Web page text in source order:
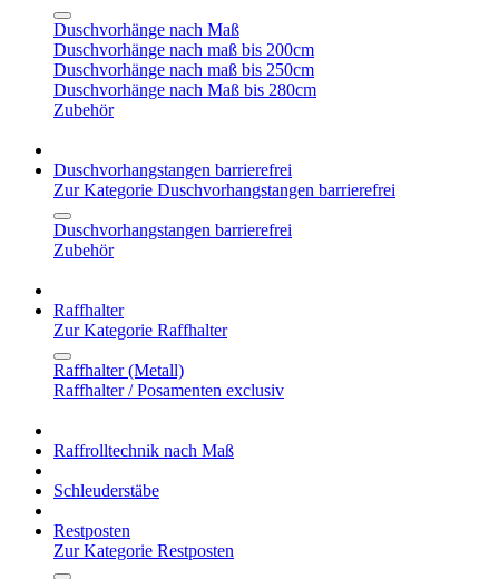
Duschvorhänge nach Maß
Duschvorhänge nach maß bis 200cm
Duschvorhänge nach maß bis 250cm
Duschvorhänge nach Maß bis 280cm
Zubehör
Duschvorhangstangen barrierefrei
Zur Kategorie Duschvorhangstangen barrierefrei
Duschvorhangstangen barrierefrei
Zubehör
Raffhalter
Zur Kategorie Raffhalter
Raffhalter (Metall)
Raffhalter / Posamenten exclusiv
Raffrolltechnik nach Maß
Schleuderstäbe
Restposten
Zur Kategorie Restposten